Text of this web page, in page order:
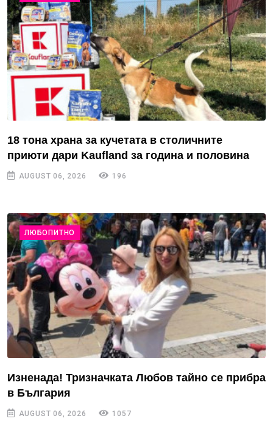
18 тона храна за кучетата в столичните
приюти дари Kaufland за година и половина
AUGUST 06, 2026 196
ЛЮБОПИТНО
Изненада! Тризначката Любов тайно се прибра
в България
AUGUST 06, 2026 1057